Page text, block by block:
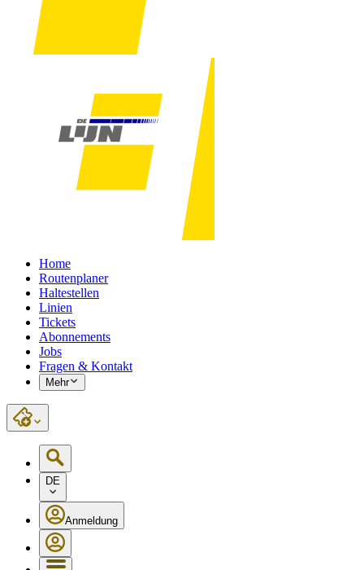
Home
Routenplaner
Haltestellen
Linien
Tickets
Abonnements
Jobs
Fragen & Kontakt
Mehr
DE
Anmeldung